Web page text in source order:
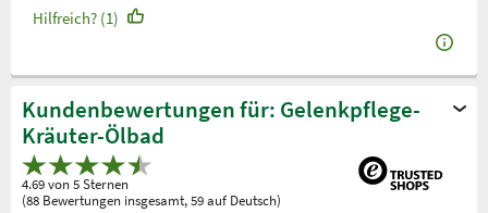
Hilfreich? (1)
Kundenbewertungen für: Gelenkpflege-
Kräuter-Ölbad
4.69 von 5 Sternen
(88 Bewertungen insgesamt, 59 auf Deutsch)